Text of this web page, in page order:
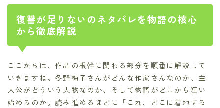
復讐が足りないのネタバレを物語の核心
から徹底解説
ここからは、作品の根幹に関わる部分を順番に解説して
いきますね。冬野梅子さんがどんな作家さんなのか、主
人公がどういう人物なのか、そして物語がどこから狂い
始めるのか。読み進めるほどに「これ、どこに着地する